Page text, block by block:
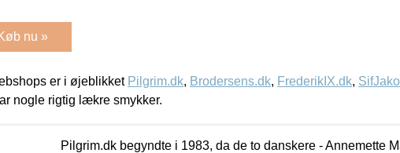
nu »
er i øjeblikket Pilgrim.dk, Brodersens.dk, FrederikIX.dk,
nogle rigtig lækre smykker.
Pilgrim.dk begyndte i 1983, da de to danskere - Annemette